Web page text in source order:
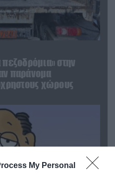
My Personal
στην
παράνομα
χώρους